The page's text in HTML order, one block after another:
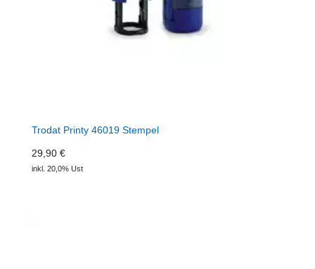
Trodat Printy 46019 Stempel
29,90 €
inkl. 20,0% Ust